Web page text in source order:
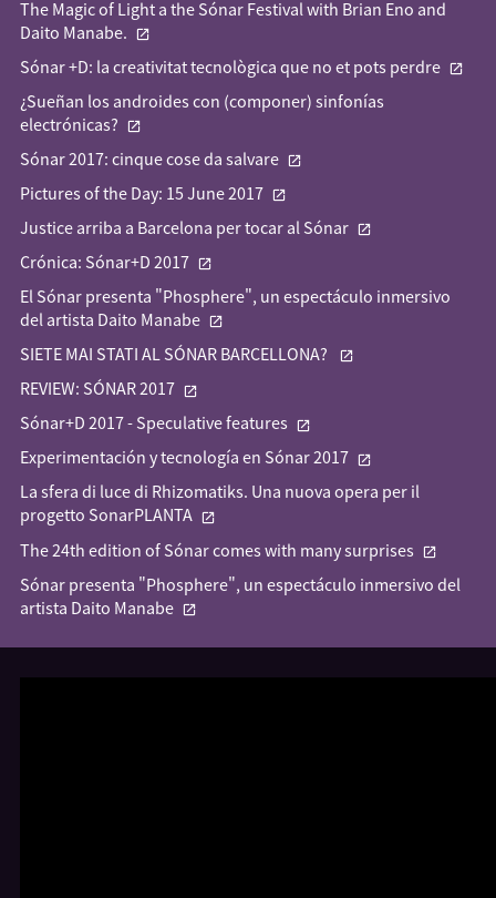
The Magic of Light a the Sónar Festival with Brian Eno and
Daito Manabe.
Sónar +D: la creativitat tecnològica que no et pots perdre
¿Sueñan los androides con (componer) sinfonías
electrónicas?
Sónar 2017: cinque cose da salvare
Pictures of the Day: 15 June 2017
Justice arriba a Barcelona per tocar al Sónar
Crónica: Sónar+D 2017
El Sónar presenta "Phosphere", un espectáculo inmersivo
del artista Daito Manabe
SIETE MAI STATI AL SÓNAR BARCELLONA?
REVIEW: SÓNAR 2017
Sónar+D 2017 - Speculative features
Experimentación y tecnología en Sónar 2017
La sfera di luce di Rhizomatiks. Una nuova opera per il
progetto SonarPLANTA
The 24th edition of Sónar comes with many surprises
Sónar presenta "Phosphere", un espectáculo inmersivo del
artista Daito Manabe